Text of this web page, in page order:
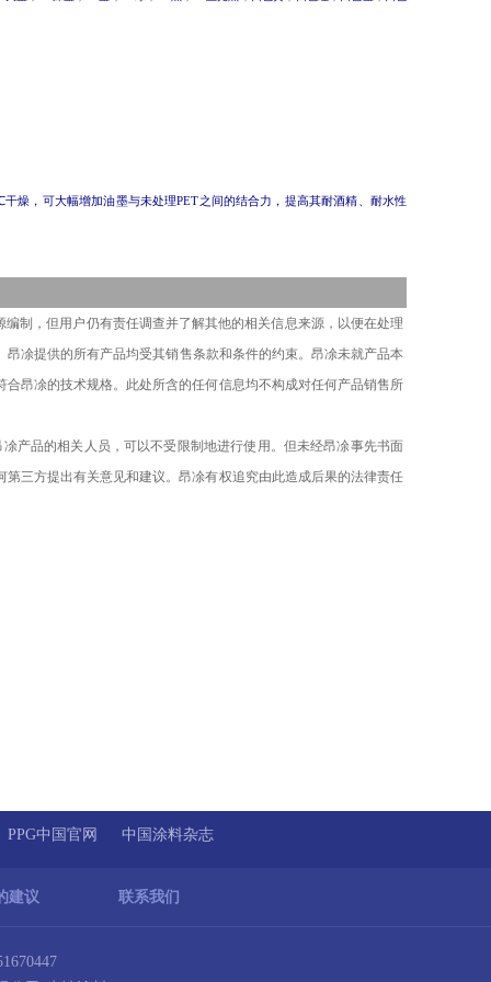
燥，可大幅增加油墨与未处理PET之间的结合力，提高其耐酒精、耐水性
编制，但用户仍有责任调查并了解其他的相关信息来源，以便在处理
昂凃提供的所有产品均受其销售条款和条件的约束。 昂凃未就产品本
合昂凃的技术规格。此处所含的任何信息均不构成对任何产品销售所
凃产品的相关人员，可以不受限制地进行使用。 但未经昂凃事先书面
第三方提出有关意见和建议。昂凃有权追究由此造成后果的法律责任
PPG中国官网 中国涂料杂志
建议 联系我们